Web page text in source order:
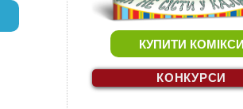
КУПИТИ КОМІКСИ
КОНКУРСИ